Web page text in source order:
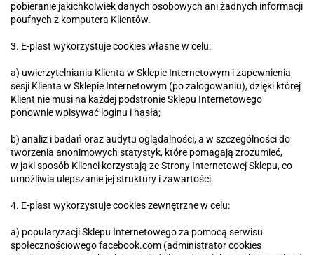
pobieranie jakichkolwiek danych osobowych ani żadnych informacji
poufnych z komputera Klientów.
3. E-plast wykorzystuje cookies własne w celu:
a) uwierzytelniania Klienta w Sklepie Internetowym i zapewnienia
sesji Klienta w Sklepie Internetowym (po zalogowaniu), dzięki której
Klient nie musi na każdej podstronie Sklepu Internetowego
ponownie wpisywać loginu i hasła;
b) analiz i badań oraz audytu oglądalności, a w szczególności do
tworzenia anonimowych statystyk, które pomagają zrozumieć,
w jaki sposób Klienci korzystają ze Strony Internetowej Sklepu, co
umożliwia ulepszanie jej struktury i zawartości.
4. E-plast wykorzystuje cookies zewnętrzne w celu:
a) popularyzacji Sklepu Internetowego za pomocą serwisu
społecznościowego facebook.com (administrator cookies